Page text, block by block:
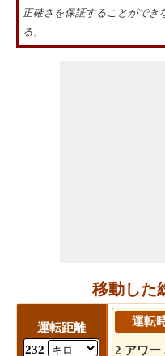
正確さを保証することができ
る。
移動した
運転距離
232
運転
2 アワー